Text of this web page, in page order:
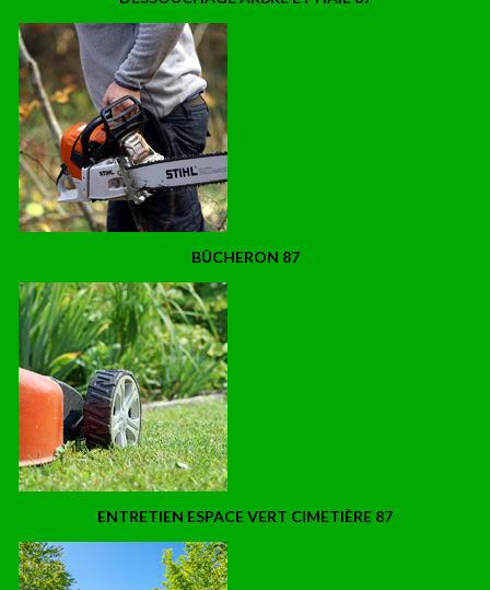
BÛCHERON 87
ENTRETIEN ESPACE VERT CIMETIÈRE 87